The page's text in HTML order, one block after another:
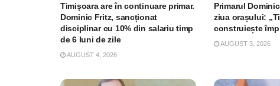
Timișoara are în continuare primar.
Dominic Fritz, sancționat
disciplinar cu 10% din salariu timp
de 6 luni de zile
AUGUST 4, 2026
Primarul
ziua orașului:
construiește
AUGUST 3, 2026